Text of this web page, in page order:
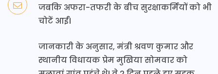
जबकि अफरा-तफरी के बीच सुरक्षाकर्मियों को भी
चोटें आईं।
जानकारी के अनुसार, मंत्री श्रवण कुमार और
स्थानीय विधायक प्रेम मुखिया सोमवार को